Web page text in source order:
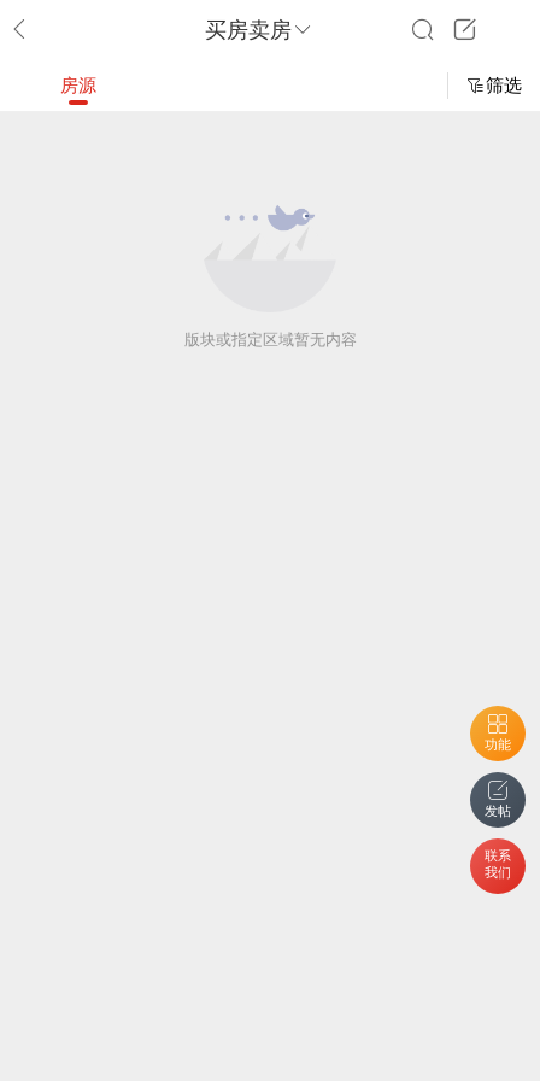
买房卖房
功能
发帖
联系
我们
房源 筛选
版块或指定区域暂无内容